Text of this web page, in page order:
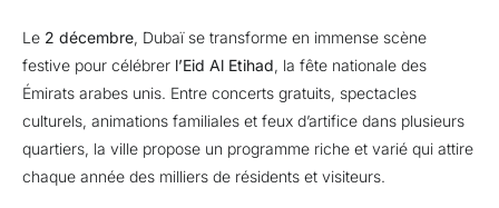
Le 2 décembre, Dubaï se transforme en immense scène
festive pour célébrer l’Eid Al Etihad, la fête nationale des
Émirats arabes unis. Entre concerts gratuits, spectacles
culturels, animations familiales et feux d’artifice dans plusieurs
quartiers, la ville propose un programme riche et varié qui attire
chaque année des milliers de résidents et visiteurs.